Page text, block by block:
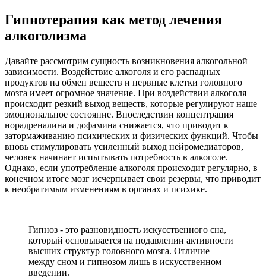
Гипнотерапия как метод лечения
алкоголизма
Давайте рассмотрим сущность возникновения алкогольной
зависимости. Воздействие алкоголя и его распадных
продуктов на обмен веществ и нервные клетки головного
мозга имеет огромное значение. При воздействии алкоголя
происходит резкий выход веществ, которые регулируют наше
эмоциональное состояние. Впоследствии концентрация
норадреналина и дофамина снижается, что приводит к
затормаживанию психических и физических функций. Чтобы
вновь стимулировать усиленный выход нейромедиаторов,
человек начинает испытывать потребность в алкоголе.
Однако, если употребление алкоголя происходит регулярно, в
конечном итоге мозг исчерпывает свои резервы, что приводит
к необратимым изменениям в органах и психике.
Гипноз - это разновидность искусственного сна,
который основывается на подавлении активности
высших структур головного мозга. Отличие
между сном и гипнозом лишь в искусственном
введении.